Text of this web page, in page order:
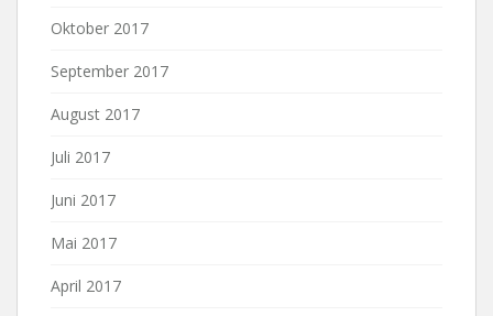
Oktober 2017
September 2017
August 2017
Juli 2017
Juni 2017
Mai 2017
April 2017